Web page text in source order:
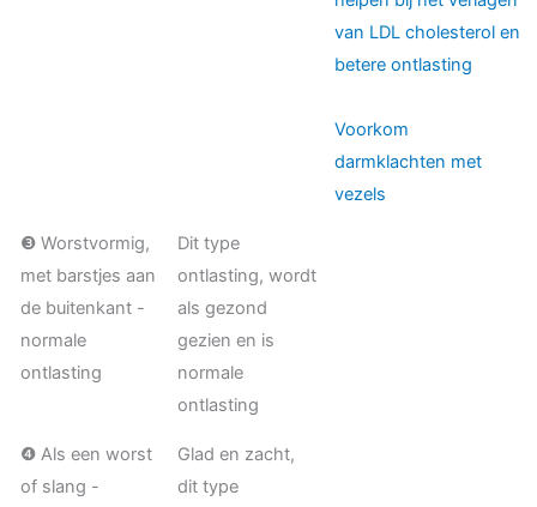
van LDL cholesterol en
betere ontlasting
Voorkom
darmklachten met
vezels
❸ Worstvormig,
met barstjes aan
de buitenkant -
normale
ontlasting
Dit type
ontlasting, wordt
als gezond
gezien en is
normale
ontlasting
❹ Als een worst
of slang -
Glad en zacht,
dit type